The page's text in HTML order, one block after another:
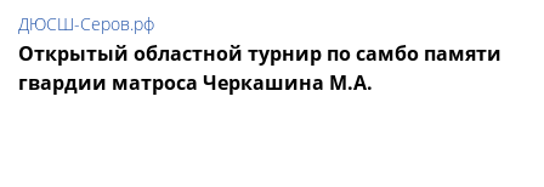
ДЮСШ-Серов.рф
Открытый областной турнир по самбо памяти
гвардии матроса Черкашина М.А.